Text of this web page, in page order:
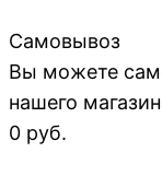
Самовывоз
Вы можете
нашего
0 руб.